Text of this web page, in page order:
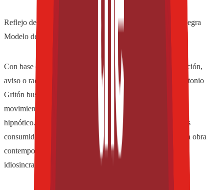
Reflejo del ritual que acompaña a la degustación de una Negra
Modelo de principio a fin y que se repite hasta el infinito.
Con base en su interpretación del sexto sentido como intuición,
aviso o radar que nos mantiene alerta, el artista plástico Antonio
Gritón buscó generar patrones abstractos, inspirado en el
movimiento de las serpientes, logrando así un juego visual
hipnótico. Todo ello con el objetivo de que la mirada de los
consumidores se pierda en la botella de Negra Modelo; una obra
contemporánea que, al mismo tiempo, refleja las raíces e
idiosincrasia mexicanas y está inspirada en nuestra cultura.